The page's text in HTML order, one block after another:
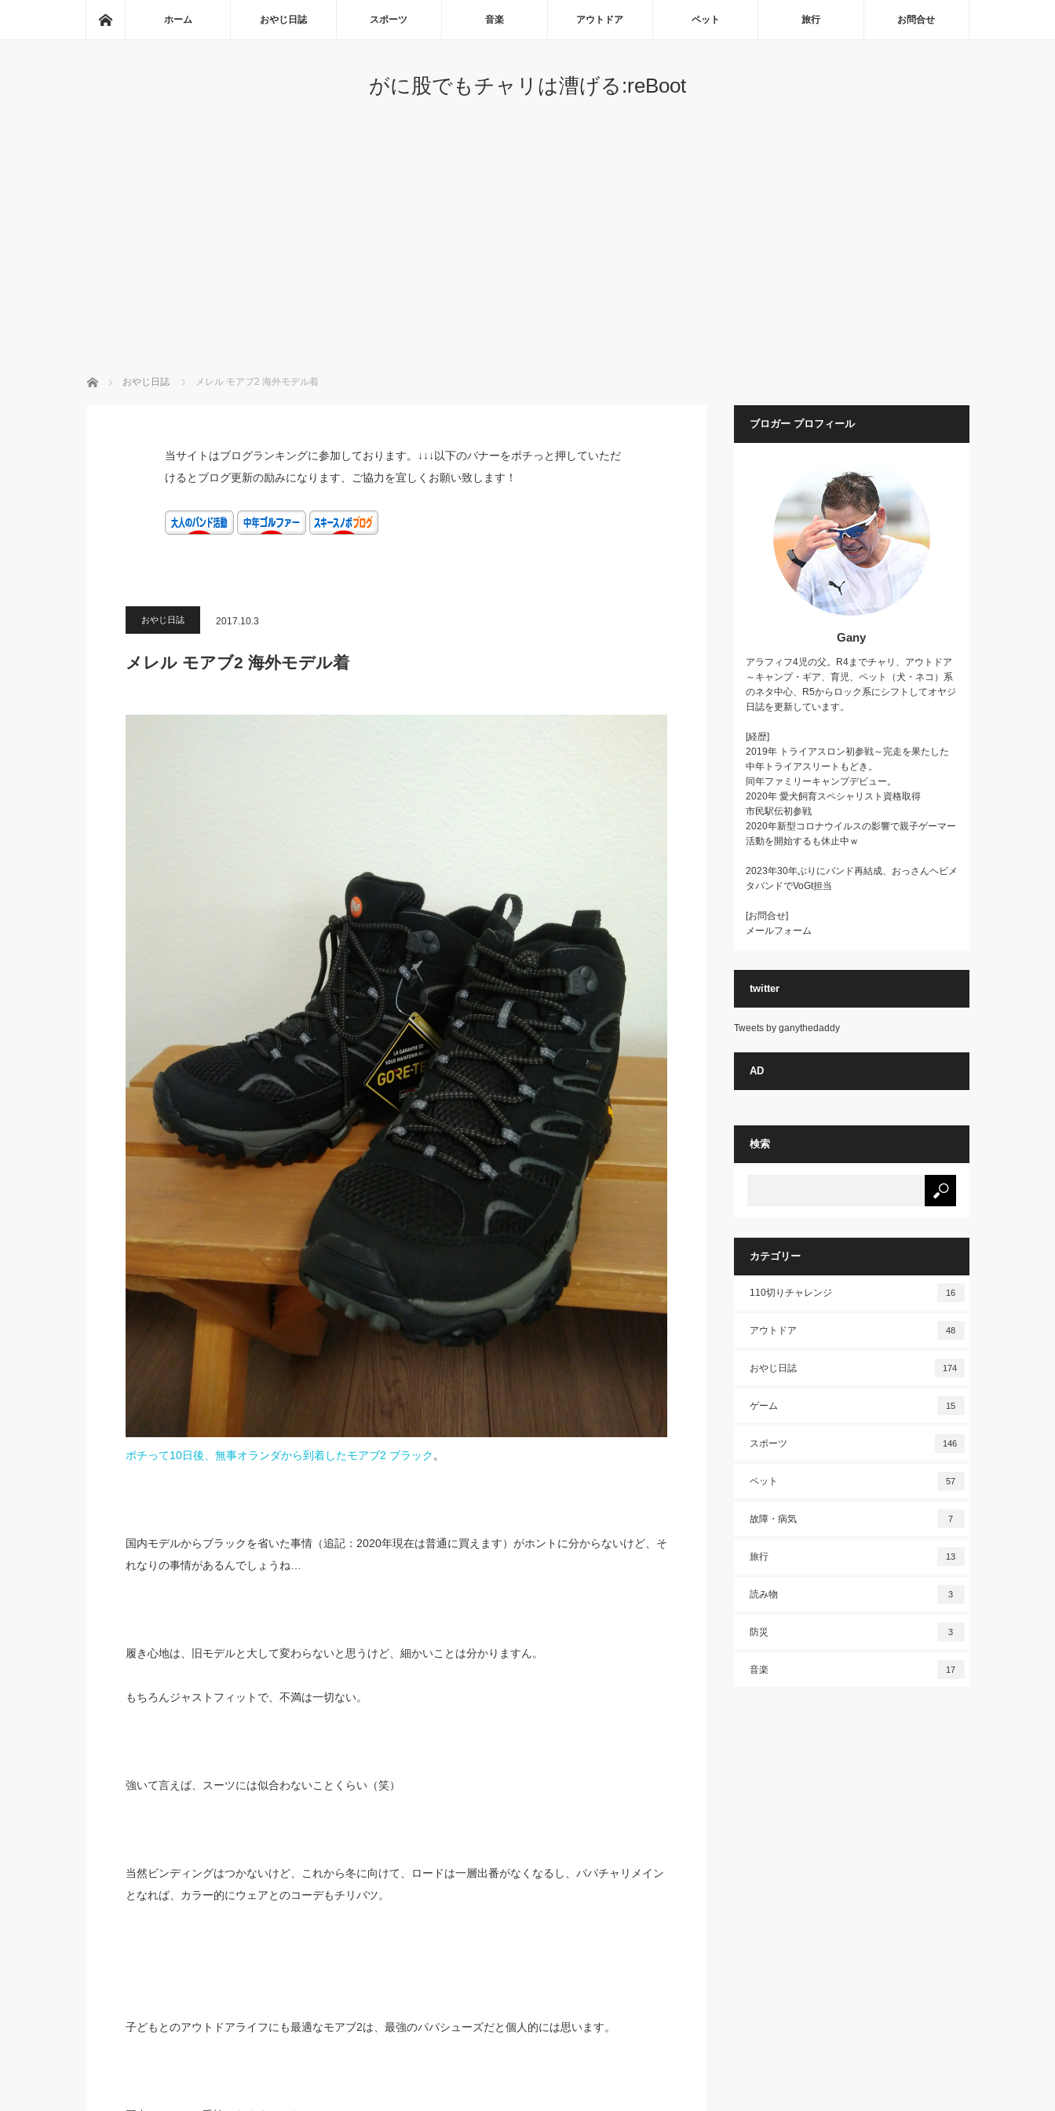
ホーム おやじ日誌 スポーツ 音楽 アウトドア ペット 旅行 お問合せ
がに股でもチャリは漕げる:reBoot
ホーム おやじ日誌 メレル モアブ2 海外モデル着
当サイトはブログランキングに参加しております。↓↓↓以下のバナーをポチっと押していただ
けるとブログ更新の励みになります、ご協力を宜しくお願い致します！
おやじ日誌 2017.10.3
メレル モアブ2 海外モデル着
ポチって10日後、無事オランダから到着したモアブ2 ブラック 。
国内モデルからブラックを省いた事情（追記：2020年現在は普通に買えます）がホントに分からないけど、そ
れなりの事情があるんでしょうね…
履き心地は、旧モデルと大して変わらないと思うけど、細かいことは分かりますん。
もちろんジャストフィットで、不満は一切ない。
強いて言えば、スーツには似合わないことくらい（笑）
当然ビンディングはつかないけど、これから冬に向けて、ロードは一層出番がなくなるし、パパチャリメイン
となれば、カラー的にウェアとのコーデもチリバツ。
子どもとのアウトドアライフにも最適なモアブ2は、最強のパパシューズだと個人的には思います。
ブロガー プロフィール
Gany
アラフィフ4児の父。R4までチャリ、アウトドア
～キャンプ・ギア、育児、ペット（犬・ネコ）系
のネタ中心、R5からロック系にシフトしてオヤジ
日誌を更新しています。
[経歴]
2019年 トライアスロン初参戦～完走を果たした
中年トライアスリートもどき。
同年ファミリーキャンプデビュー。
2020年 愛犬飼育スペシャリスト資格取得
市民駅伝初参戦
2020年新型コロナウイルスの影響で親子ゲーマー
活動を開始するも休止中ｗ
2023年30年ぶりにバンド再結成、おっさんヘビメ
タバンドでVoGt担当
[お問合せ]
メールフォーム
twitter
Tweets by ganythedaddy
AD
検索
カテゴリー
110切りチャレンジ 16
アウトドア 48
おやじ日誌 174
ゲーム 15
スポーツ 146
ペット 57
故障・病気 7
旅行 13
読み物 3
防災 3
音楽 17